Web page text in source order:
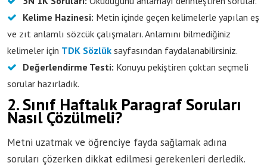
Kelime Hazinesi: Metin içinde geçen kelimelerle yapılan eş
ve zıt anlamlı sözcük çalışmaları. Anlamını bilmediğiniz
kelimeler için TDK Sözlük sayfasından faydalanabilirsiniz.
Değerlendirme Testi: Konuyu pekiştiren çoktan seçmeli
sorular hazırladık.
2. Sınıf Haftalık Paragraf Soruları
Nasıl Çözülmeli?
Metni uzatmak ve öğrenciye fayda sağlamak adına
soruları çözerken dikkat edilmesi gerekenleri derledik.